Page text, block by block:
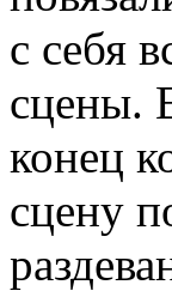
с себя
сцены.
конец
сцену